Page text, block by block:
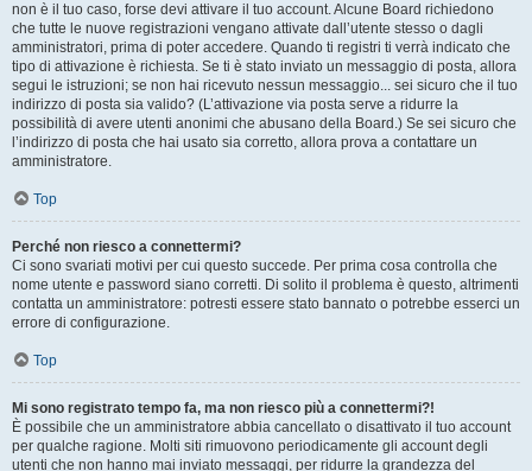
non è il tuo caso, forse devi attivare il tuo account. Alcune Board richiedono
che tutte le nuove registrazioni vengano attivate dall’utente stesso o dagli
amministratori, prima di poter accedere. Quando ti registri ti verrà indicato che
tipo di attivazione è richiesta. Se ti è stato inviato un messaggio di posta, allora
segui le istruzioni; se non hai ricevuto nessun messaggio... sei sicuro che il tuo
indirizzo di posta sia valido? (L’attivazione via posta serve a ridurre la
possibilità di avere utenti anonimi che abusano della Board.) Se sei sicuro che
l’indirizzo di posta che hai usato sia corretto, allora prova a contattare un
amministratore.
Top
Perché non riesco a connettermi?
Ci sono svariati motivi per cui questo succede. Per prima cosa controlla che
nome utente e password siano corretti. Di solito il problema è questo, altrimenti
contatta un amministratore: potresti essere stato bannato o potrebbe esserci un
errore di configurazione.
Top
Mi sono registrato tempo fa, ma non riesco più a connettermi?!
È possibile che un amministratore abbia cancellato o disattivato il tuo account
per qualche ragione. Molti siti rimuovono periodicamente gli account degli
utenti che non hanno mai inviato messaggi, per ridurre la grandezza del